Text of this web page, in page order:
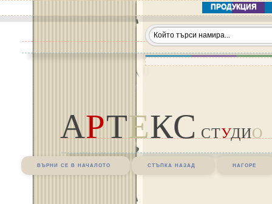
ПРОДУКЦИЯ
АРТЕКС СТУДИО
върни се в началото стъпка назад нагоре